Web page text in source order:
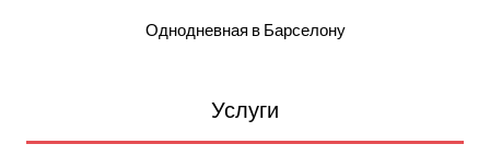
Однодневная в Барселону
Услуги